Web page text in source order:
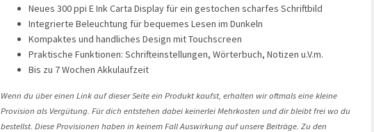
Neues 300 ppi E Ink Carta Display für ein gestochen scharfes Schriftbild
Integrierte Beleuchtung für bequemes Lesen im Dunkeln
Kompaktes und handliches Design mit Touchscreen
Praktische Funktionen: Schrifteinstellungen, Wörterbuch, Notizen u.V.m.
Bis zu 7 Wochen Akkulaufzeit
Wenn du über einen Link auf dieser Seite ein Produkt kaufst, erhalten wir oftmals eine kleine
Provision als Vergütung. Für dich entstehen dabei keinerlei Mehrkosten und dir bleibt frei wo du
bestellst. Diese Provisionen haben in keinem Fall Auswirkung auf unsere Beiträge. Zu den